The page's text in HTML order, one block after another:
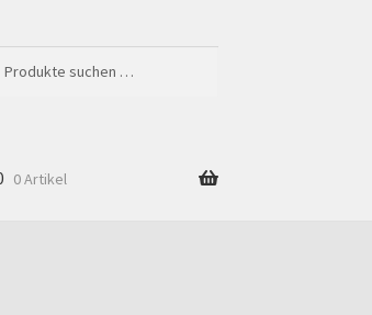
0 Artikel